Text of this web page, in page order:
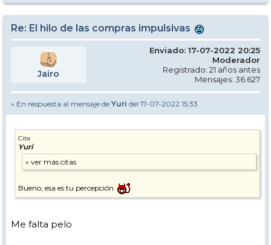
Re: El hilo de las compras impulsivas
Jairo
Enviado: 17-07-2022 20:25
Moderador
Registrado: 21 años antes
Mensajes: 36.627
» En respuesta al mensaje de Yuri del 17-07-2022 15:33
Cita
Yuri
Bueno, esa es tu percepción
Me falta pelo